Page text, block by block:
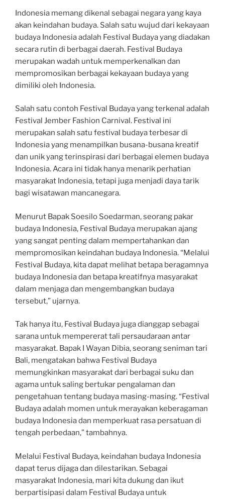
Indonesia memang dikenal sebagai negara yang kaya
akan keindahan budaya. Salah satu wujud dari kekayaan
budaya Indonesia adalah Festival Budaya yang diadakan
secara rutin di berbagai daerah. Festival Budaya
merupakan wadah untuk memperkenalkan dan
mempromosikan berbagai kekayaan budaya yang
dimiliki oleh Indonesia.
Salah satu contoh Festival Budaya yang terkenal adalah
Festival Jember Fashion Carnival. Festival ini
merupakan salah satu festival budaya terbesar di
Indonesia yang menampilkan busana-busana kreatif
dan unik yang terinspirasi dari berbagai elemen budaya
Indonesia. Acara ini tidak hanya menarik perhatian
masyarakat Indonesia, tetapi juga menjadi daya tarik
bagi wisatawan mancanegara.
Menurut Bapak Soesilo Soedarman, seorang pakar
budaya Indonesia, Festival Budaya merupakan ajang
yang sangat penting dalam mempertahankan dan
mempromosikan keindahan budaya Indonesia. “Melalui
Festival Budaya, kita dapat melihat betapa beragamnya
budaya Indonesia dan betapa kreatifnya masyarakat
dalam menjaga dan mengembangkan budaya
tersebut,” ujarnya.
Tak hanya itu, Festival Budaya juga dianggap sebagai
sarana untuk mempererat tali persaudaraan antar
masyarakat. Bapak I Wayan Dibia, seorang seniman tari
Bali, mengatakan bahwa Festival Budaya
memungkinkan masyarakat dari berbagai suku dan
agama untuk saling bertukar pengalaman dan
pengetahuan tentang budaya masing-masing. “Festival
Budaya adalah momen untuk merayakan keberagaman
budaya Indonesia dan memperkuat rasa persatuan di
tengah perbedaan,” tambahnya.
Melalui Festival Budaya, keindahan budaya Indonesia
dapat terus dijaga dan dilestarikan. Sebagai
masyarakat Indonesia, mari kita dukung dan ikut
berpartisipasi dalam Festival Budaya untuk